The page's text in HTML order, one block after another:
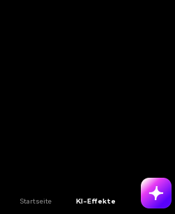
Startseite KI-Effekte